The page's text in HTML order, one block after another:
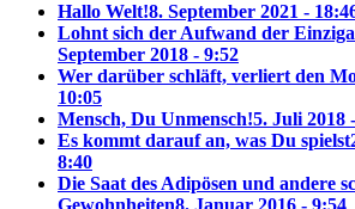
Hallo Welt!8. September 2021 -
Lohnt sich der Aufwand der
September 2018 - 9:52
Wer darüber schläft, verliert den
10:05
Mensch, Du Unmensch!5. Juli 2018
Es kommt darauf an, was Du spielst
8:40
Die Saat des Adipösen und andere